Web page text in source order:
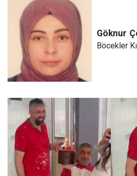
Göknur
Böcekler